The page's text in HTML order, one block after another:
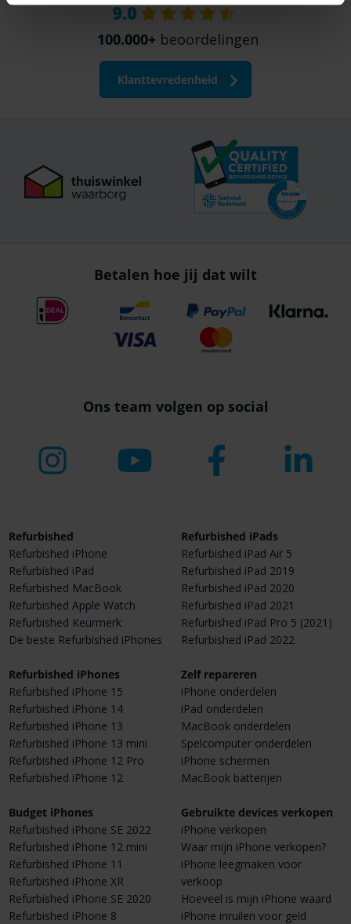
9.0
100.000+ beoordelingen
Klanttevredenheid
Betalen hoe jij dat wilt
Ons team volgen op social
Refurbished
Refurbished iPhone
Refurbished iPad
Refurbished MacBook
Refurbished Apple Watch
Refurbished Keurmerk
De beste Refurbished iPhones
Refurbished iPhones
Refurbished iPhone 15
Refurbished iPhone 14
Refurbished iPhone 13
Refurbished iPhone 13 mini
Refurbished iPhone 12 Pro
Refurbished iPhone 12
Budget iPhones
Refurbished iPhone SE 2022
Refurbished iPhone 12 mini
Refurbished iPhone 11
Refurbished iPhone XR
Refurbished iPhone SE 2020
Refurbished iPhone 8
Refurbished iPads
Refurbished iPad Air 5
Refurbished iPad 2019
Refurbished iPad 2020
Refurbished iPad 2021
Refurbished iPad Pro 5 (2021)
Refurbished iPad 2022
Zelf repareren
iPhone onderdelen
iPad onderdelen
MacBook onderdelen
Spelcomputer onderdelen
iPhone schermen
MacBook batterijen
Gebruikte devices verkopen
iPhone verkopen
Waar mijn iPhone verkopen?
iPhone leegmaken voor
verkoop
Hoeveel is mijn iPhone waard
iPhone inruilen voor geld